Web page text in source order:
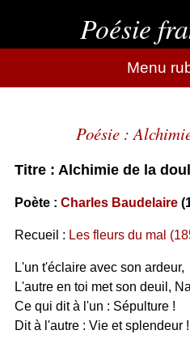
Poésie
Menu
Poésie :
Titre : Alchimie de la
Poète : Charles Baudelaire
Recueil : Les fleurs du mal
L'un t'éclaire avec son ardeur,
L'autre en toi met son deuil,
Ce qui dit à l'un : Sépulture !
Dit à l'autre : Vie et splendeur !